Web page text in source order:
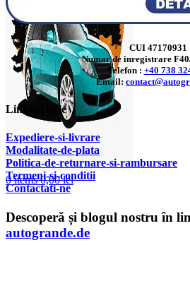
0items 0,00lei
CUI 47170931
Numar de inregistrare
Telefon : +40 738
Email:
Linkuri utile
Expediere-si-livrare
Modalitate-de-plata
Politica-de-returnare-si-rambursare
Termeni-si-conditii
Contactati-ne
Descoperă și blogul nostru în
autogrande.de